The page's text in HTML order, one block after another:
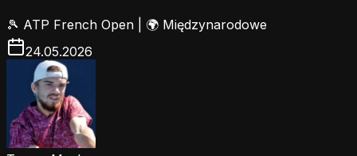
🎾 ATP French Open
🌍 Międzynarodowe
24.05.2026